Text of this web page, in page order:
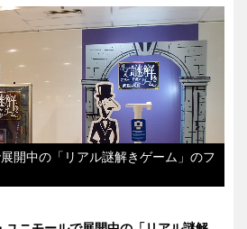
開中の「リアル謎解きゲーム」のフ